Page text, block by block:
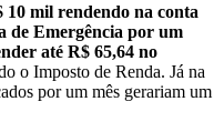
mil rendendo na conta
de Emergência por um
até R$ 65,64 no
o Imposto de Renda. Já na
por um mês gerariam um